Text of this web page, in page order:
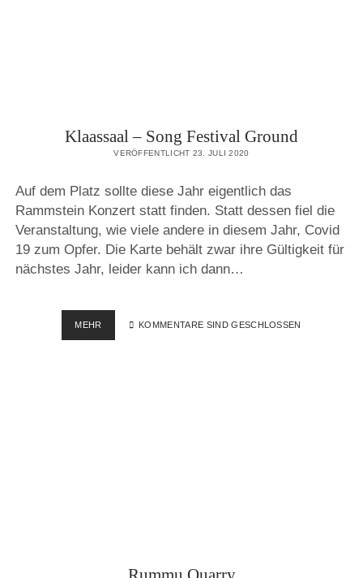
Klaassaal – Song Festival Ground
VERÖFFENTLICHT 23. JULI 2020
Auf dem Platz sollte diese Jahr eigentlich das
Rammstein Konzert statt finden. Statt dessen fiel die
Veranstaltung, wie viele andere in diesem Jahr, Covid
19 zum Opfer. Die Karte behält zwar ihre Gültigkeit für
nächstes Jahr, leider kann ich dann…
MEHR KLAASSAAL
–
KOMMENTARE SIND GESCHLOSSEN